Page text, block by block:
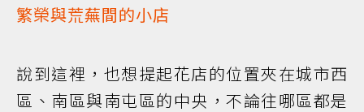
繁榮與荒蕪間的小店
說到這裡，也想提起花店的位置夾在城市西
區、南區與南屯區的中央，不論往哪區都是